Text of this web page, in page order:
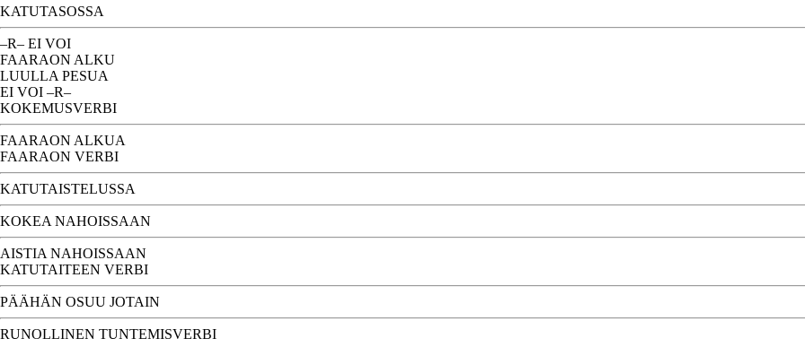
KATUTASOSSA
–R– EI VOI
FAARAON ALKU
LUULLA PESUA
EI VOI –R–
KOKEMUSVERBI
FAARAON ALKUA
FAARAON VERBI
KATUTAISTELUSSA
KOKEA NAHOISSAAN
AISTIA NAHOISSAAN
KATUTAITEEN VERBI
PÄÄHÄN OSUU JOTAIN
RUNOLLINEN TUNTEMISVERBI